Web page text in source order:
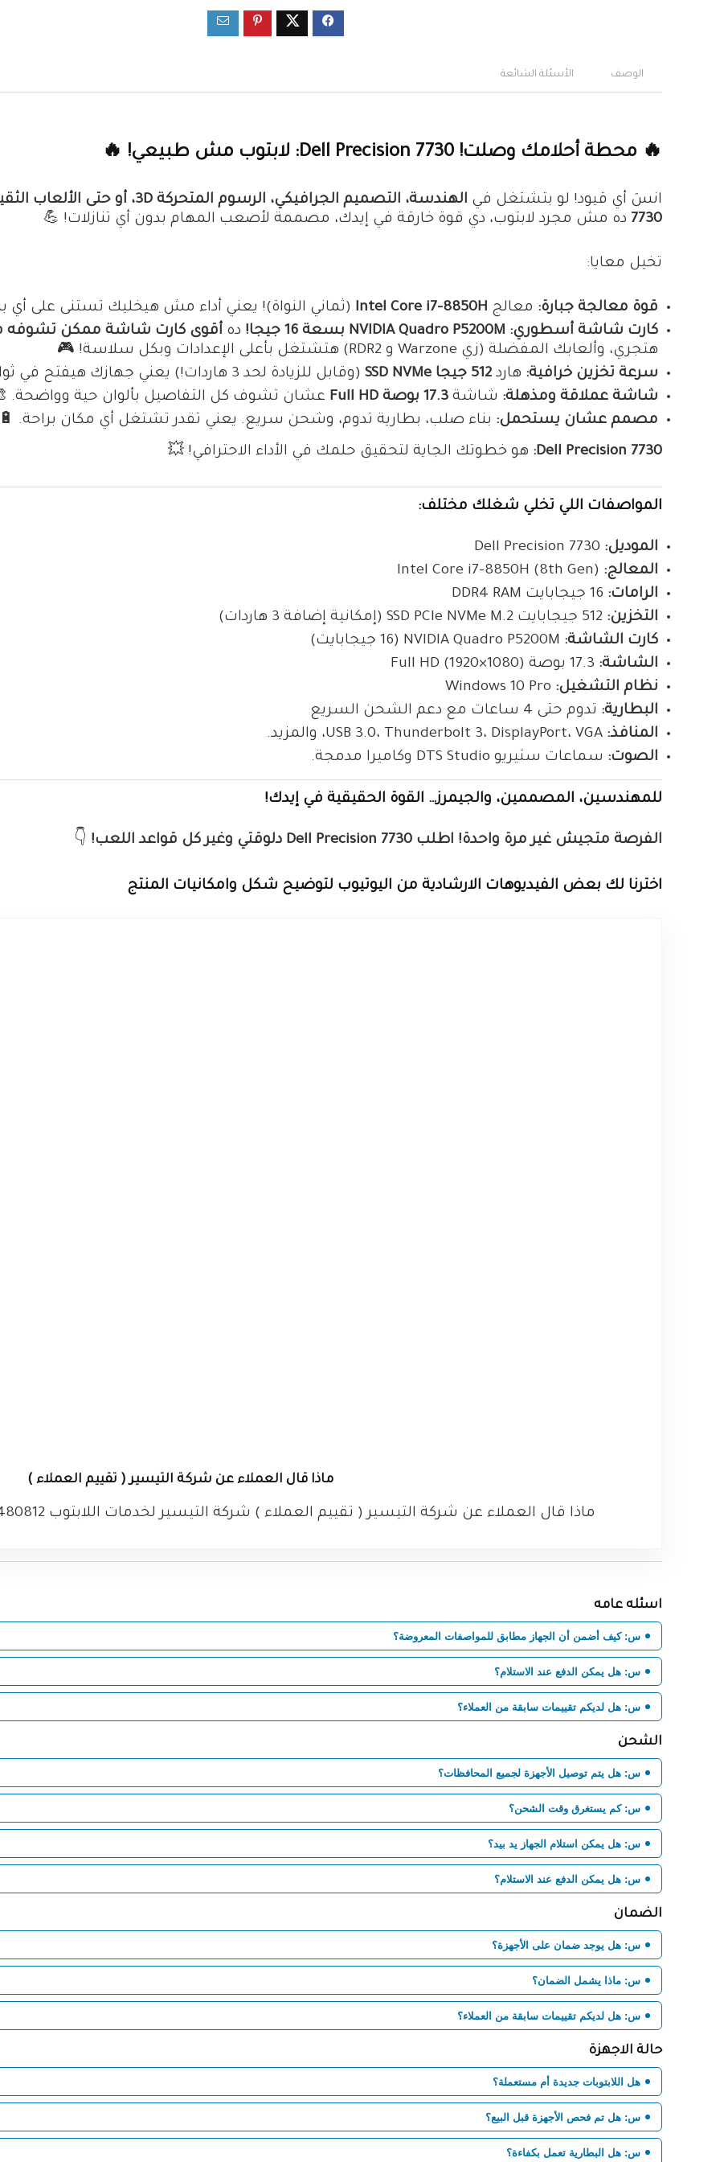
الوصف الأسئلة الشائعة
🔥 محطة أحلامك وصلت! Dell Precision 7730: لابتوب مش طبيعي! 🔥
انسَ أي قيود! لو بتشتغل في الهندسة، التصميم الجرافيكي، الرسوم المتحركة 3D، أو حتى الألعاب الثقيلة
7730 ده مش مجرد لابتوب، دي قوة خارقة في إيدك، مصممة لأصعب المهام بدون أي تنازلات! 💪
تخيل معايا:
قوة معالجة جبارة: معالج Intel Core i7-8850H (ثماني النواة)! يعني أداء مش هيخليك تستنى على أي
كارت شاشة أسطوري: NVIDIA Quadro P5200M بسعة 16 جيجا! ده أقوى كارت شاشة ممكن تشوفه
هتجري، وألعابك المفضلة (زي Warzone و RDR2) هتشتغل بأعلى الإعدادات وبكل سلاسة! 🎮
سرعة تخزين خرافية: هارد 512 جيجا SSD NVMe
(وقابل للزيادة لحد 3 هاردات!) يعني جهازك هيفتح في ثواني، وكل ملفاتك هتتنقل بلمح البصر. ⚡
شاشة عملاقة ومذهلة: شاشة 17.3 بوصة Full HD
عشان تشوف كل التفاصيل بألوان حية وواضحة.
مصمم عشان يستحمل: بناء صلب، بطارية تدوم، وشحن سريع. يعني تقدر تشتغل أي مكان براحة.
Dell Precision 7730: هو خطوتك الجاية لتحقيق حلمك في الأداء الاحترافي! 💥
المواصفات اللي تخلي شغلك مختلف:
الموديل:
المعالج:
الرامات:
التخزين:
كارت الشاشة:
الشاشة:
نظام التشغيل:
البطارية: تدوم حتى 4 ساعات مع دعم الشحن السريع
المنافذ:
الصوت: سماعات ستيريو DTS Studio وكاميرا مدمجة.
للمهندسين، المصممين، والجيمرز… القوة الحقيقية في إيدك!
الفرصة متجيش غير مرة واحدة! اطلب Dell Precision 7730 دلوقتي وغير كل قواعد اللعب! 👇
اخترنا لك بعض الفيديوهات الارشادية من اليوتيوب لتوضيح شكل وامكانيات المنتج
ماذا قال العملاء عن شركة التيسير ( تقييم العملاء )
ماذا قال العملاء عن شركة التيسير ( تقييم العملاء ) شركة التيسير لخدمات اللابتوب altyseer.com 01111404852 01021480812 ...
اسئله عامه
س: كيف أضمن أن الجهاز مطابق للمواصفات المعروضة؟
س: هل يمكن الدفع عند الاستلام؟
س: هل لديكم تقييمات سابقة من العملاء؟
الشحن
س: هل يتم توصيل الأجهزة لجميع المحافظات؟
س: كم يستغرق وقت الشحن؟
س: هل يمكن استلام الجهاز يد بيد؟
س: هل يمكن الدفع عند الاستلام؟
الضمان
س: هل يوجد ضمان على الأجهزة؟
س: ماذا يشمل الضمان؟
س: هل لديكم تقييمات سابقة من العملاء؟
حالة الاجهزة
هل اللابتوبات جديدة أم مستعملة؟
س: هل تم فحص الأجهزة قبل البيع؟
س: هل البطارية تعمل بكفاءة؟